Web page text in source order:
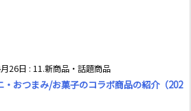
26日 : 11.新商品・話題商品
・おつまみ/お菓子のコラボ商品の紹介（202